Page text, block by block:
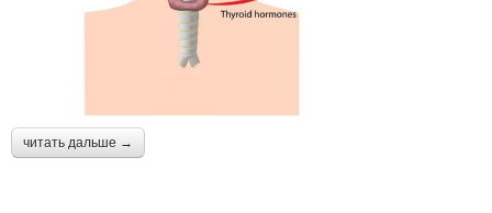
читать дальше →